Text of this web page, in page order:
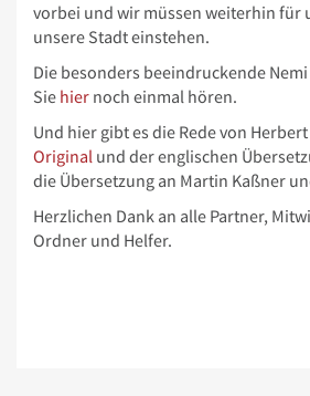
vorbei und wir müssen weiterhin für
unsere Stadt einstehen.
Die besonders beeindruckende
Sie hier noch einmal hören.
Und hier gibt es die Rede von
Original und der englischen
die Übersetzung an Martin Kaßner
Herzlichen Dank an alle Partner,
Ordner und Helfer.